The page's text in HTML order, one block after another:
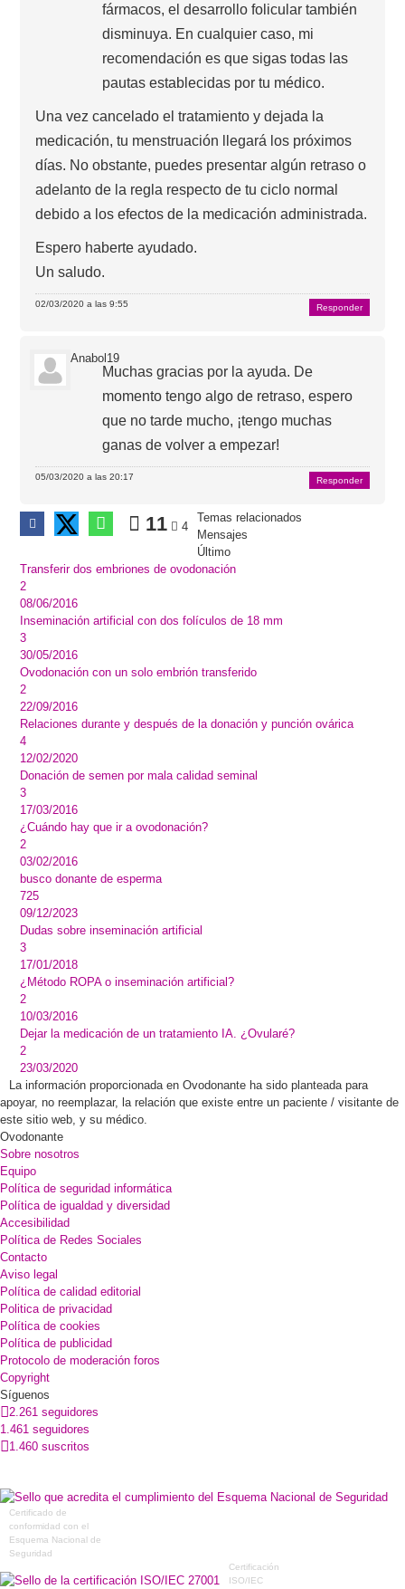
fármacos, el desarrollo folicular también
disminuya. En cualquier caso, mi
recomendación es que sigas todas las
pautas establecidas por tu médico.
Una vez cancelado el tratamiento y dejada la
medicación, tu menstruación llegará los próximos
días. No obstante, puedes presentar algún retraso o
adelanto de la regla respecto de tu ciclo normal
debido a los efectos de la medicación administrada.
Espero haberte ayudado.
Un saludo.
02/03/2020 a las 9:55 Responder
Anabol19
Muchas gracias por la ayuda. De
momento tengo algo de retraso, espero
que no tarde mucho, ¡tengo muchas
ganas de volver a empezar!
05/03/2020 a las 20:17 Responder
11 4
Temas relacionados
Mensajes
Último
Transferir dos embriones de ovodonación
2
08/06/2016
Inseminación artificial con dos folículos de 18 mm
3
30/05/2016
Ovodonación con un solo embrión transferido
2
22/09/2016
Relaciones durante y después de la donación y punción ovárica
4
12/02/2020
Donación de semen por mala calidad seminal
3
17/03/2016
¿Cuándo hay que ir a ovodonación?
2
03/02/2016
busco donante de esperma
725
09/12/2023
Dudas sobre inseminación artificial
3
17/01/2018
¿Método ROPA o inseminación artificial?
2
10/03/2016
Dejar la medicación de un tratamiento IA. ¿Ovularé?
2
23/03/2020
La información proporcionada en Ovodonante ha sido planteada para
apoyar, no reemplazar, la relación que existe entre un paciente / visitante de
este sitio web, y su médico.
Ovodonante
Sobre nosotros
Equipo
Política de seguridad informática
Política de igualdad y diversidad
Accesibilidad
Política de Redes Sociales
Contacto
Aviso legal
Política de calidad editorial
Politica de privacidad
Política de cookies
Política de publicidad
Protocolo de moderación foros
Copyright
Síguenos
2.261 seguidores
1.461 seguidores
1.460 suscritos
Certificado de
conformidad con el
Esquema Nacional de
Seguridad
Certificación
ISO/IEC